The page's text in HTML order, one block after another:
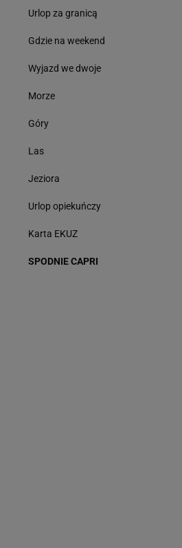
Urlop za granicą
Gdzie na weekend
Wyjazd we dwoje
Morze
Góry
Las
Jeziora
Urlop opiekuńczy
Karta EKUZ
SPODNIE CAPRI